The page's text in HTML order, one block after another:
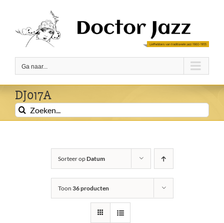
inhoud
Ga naar...
DJ017A
Zoeken
naar:
Sorteer opDatum
Toon 36 producten